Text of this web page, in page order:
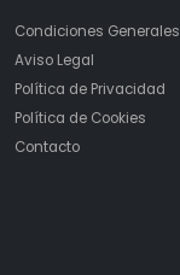
Condiciones Generales
Aviso Legal
Política de Privacidad
Política de Cookies
Contacto